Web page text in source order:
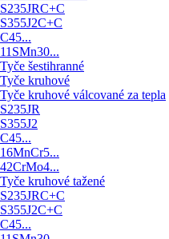
S235JRC+C
S355J2C+C
C45...
11SMn30...
Tyče šestihranné
Tyče kruhové
Tyče kruhové válcované za tepla
S235JR
S355J2
C45...
16MnCr5...
42CrMo4...
Tyče kruhové tažené
S235JRC+C
S355J2C+C
C45...